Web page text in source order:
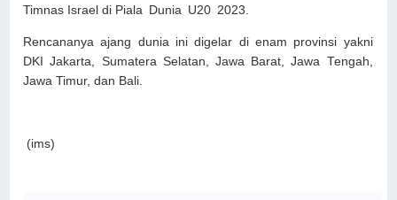
Timnas Israel di Piala Dunia U20 2023.
Rencananya ajang dunia ini digelar di enam provinsi yakni
DKI Jakarta, Sumatera Selatan, Jawa Barat, Jawa Tengah,
Jawa Timur, dan Bali.
(ims)